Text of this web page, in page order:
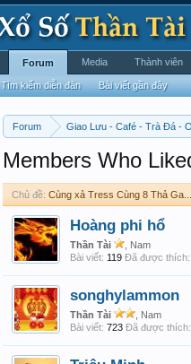
Forum Giao Lưu - Café - Trà Đá -
Members Who
Chủ đề: Cùng xả Tress Cùng 8 Thả
Hoàng phi hổ
Thần Tài
, Nam
Bài viết: 119 Đã được thích:
songhylammon
Thần Tài
, Nam
Bài viết: 723 Đã được thích:
Forum
Tìm kiếm diễn đàn Bài viết gần đây
Media Thành viên